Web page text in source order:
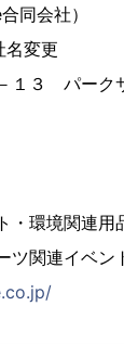
同会社）
変更
１３ パーク
・環境関連
ツ関連イベ